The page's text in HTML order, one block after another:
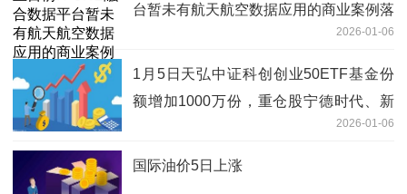
台暂未有航天航空数据应用的商业案例落
2026-01-06
1月5日天弘中证科创创业50ETF基金份
额增加1000万份，重仓股宁德时代、新
2026-01-06
国际油价5日上涨